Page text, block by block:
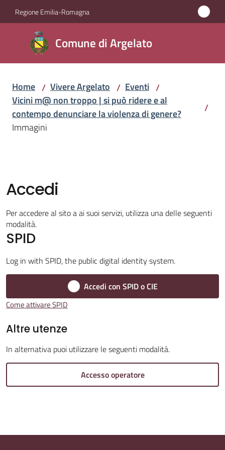
Vai al contenuto
Vai alla navigazione
Vai al footer
Regione Emilia-Romagna
Comune di Argelato
Comune
di
Argelato
Amministrazione
Vivere
Argelato
Menu selezionato
Amministrazione
gli
argomenti...
Seguici
Home / Vivere Argelato / Eventi /
Vicini m@ non troppo | si può ridere e al
contempo denunciare la violenza di genere?
/
Immagini
Accedi
Per accedere al sito a ai suoi servizi, utilizza una delle seguenti
modalità.
SPID
Log in with SPID, the public digital identity system.
Accedi con SPID o CIE
Come attivare SPID
Altre utenze
In alternativa puoi utilizzare le seguenti modalità.
Accesso operatore